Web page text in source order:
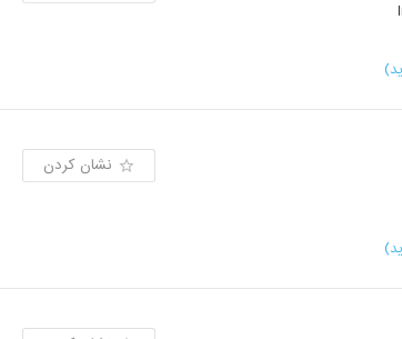
نشان کردن